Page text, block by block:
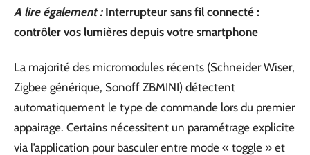
A lire également : Interrupteur sans fil connecté :
contrôler vos lumières depuis votre smartphone
La majorité des micromodules récents (Schneider Wiser,
Zigbee générique, Sonoff ZBMINI) détectent
automatiquement le type de commande lors du premier
appairage. Certains nécessitent un paramétrage explicite
via l’application pour basculer entre mode « toggle » et